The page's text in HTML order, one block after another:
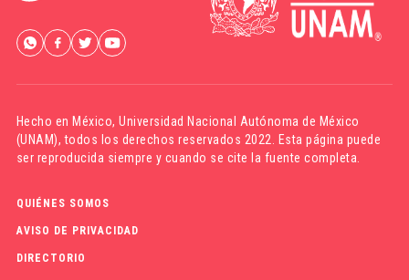
Hecho en México,Universidad Nacional Autónoma de México
(UNAM), todos los derechos reservados 2022. Esta página puede
ser reproducida siempre y cuando se cite la fuente completa.
QUIÉNES SOMOS
AVISO DE PRIVACIDAD
DIRECTORIO